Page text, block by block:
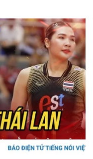
Quân sự - Quốc phòng
Vũ khí
Việt Nam
Phân tích